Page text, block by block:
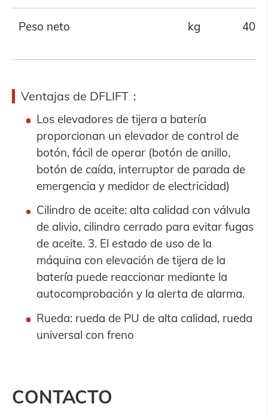
Peso neto kg 40
Ventajas de DFLIFT：
Los elevadores de tijera a batería
proporcionan un elevador de control de
botón, fácil de operar (botón de anillo,
botón de caída, interruptor de parada de
emergencia y medidor de electricidad)
Cilindro de aceite: alta calidad con válvula
de alivio, cilindro cerrado para evitar fugas
de aceite. 3. El estado de uso de la
máquina con elevación de tijera de la
batería puede reaccionar mediante la
autocomprobación y la alerta de alarma.
Rueda: rueda de PU de alta calidad, rueda
universal con freno
CONTACTO